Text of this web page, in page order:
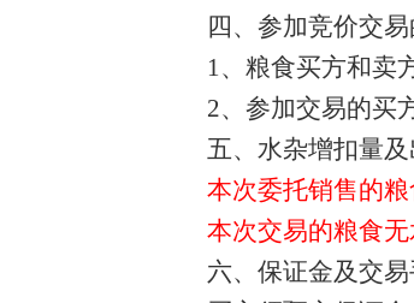
四、参加竞价交
1、粮食买方和卖
2、参加交易的买
五、水杂增扣量
本次委托销售的粮
本次交易的粮食无
六、保证金及交